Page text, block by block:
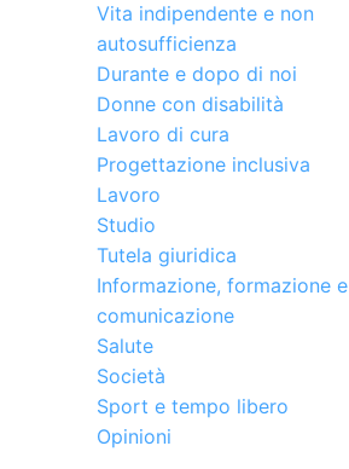
Vita indipendente e non
autosufficienza
Durante e dopo di noi
Donne con disabilità
Lavoro di cura
Progettazione inclusiva
Lavoro
Studio
Tutela giuridica
Informazione, formazione e
comunicazione
Salute
Società
Sport e tempo libero
Opinioni